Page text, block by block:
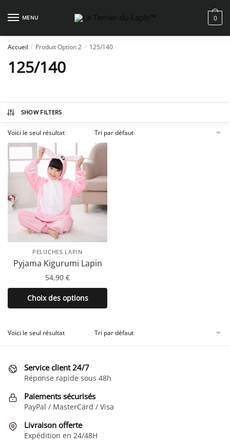
MENU 0
Accueil / Produit Option 2 / 125/140
125/140
SHOW FILTERS
Voici le seul résultat
PELUCHES LAPIN
Pyjama Kigurumi Lapin
54,90 €
Choix des options
Ce
produit
plusieurs
options
peuvent
être
choisies
la
Voici le seul résultat
Service client 24/7
Réponse rapide sous 48h
Paiements sécurisés
PayPal / MasterCard / Visa
Livraison offerte
Expédition en 24/48H